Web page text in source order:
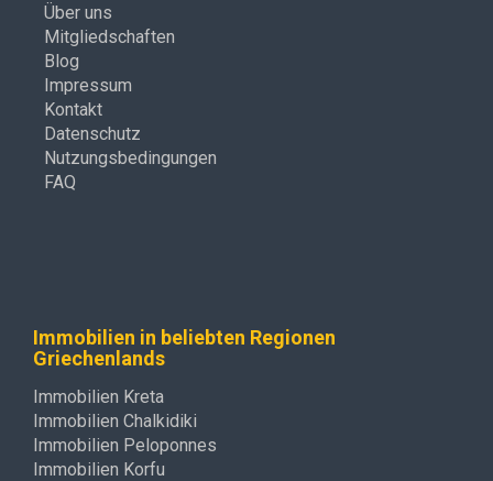
Über uns
Mitgliedschaften
Blog
Impressum
Kontakt
Datenschutz
Nutzungsbedingungen
FAQ
Immobilien in beliebten Regionen
Griechenlands
Immobilien Kreta
Immobilien Chalkidiki
Immobilien Peloponnes
Immobilien Korfu